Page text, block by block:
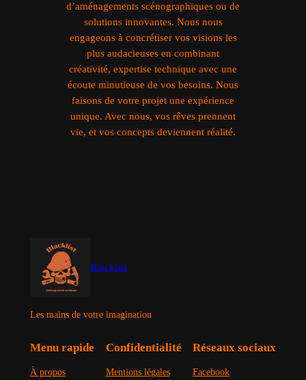
d’aménagements scénographiques ou de
solutions innovantes. Nous nous
engageons à concrétiser vos visions les
plus audacieuses en combinant
créativité, expertise technique avec une
écoute minutieuse de vos besoins. Nous
faisons de votre projet une expérience
unique. Avec nous, vos rêves prennent
vie, et vos concepts deviennent réalité.
Blacklist
Les mains de votre imagination
Menu rapide
À propos
Confidentialité
Mentions légales
Réseaux sociaux
Facebook